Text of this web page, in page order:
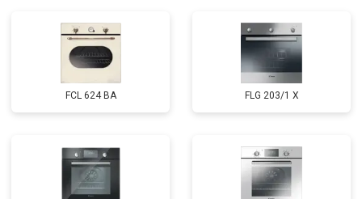
FCL 624 BA FLG 203/1 X